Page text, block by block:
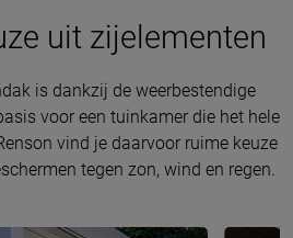
uit zijelementen
is dankzij de weerbestendige
voor een tuinkamer die het hele
vind je daarvoor ruime keuze
tegen zon, wind en regen.